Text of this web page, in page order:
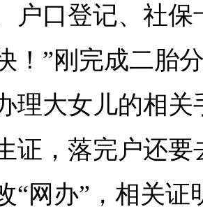
户口登记、社
！”刚完成二胎
理大女儿的相
证，落完户还
“网办”，相关